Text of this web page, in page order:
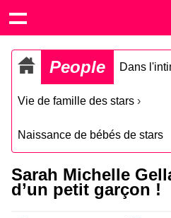
People Dans
Vie de famille des stars ›
Naissance de bébés de stars
Sarah Michelle
d’un petit garçon !